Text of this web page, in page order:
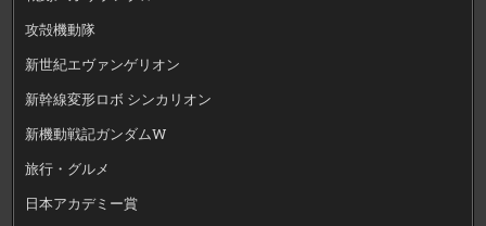
攻殻機動隊
新世紀エヴァンゲリオン
新幹線変形ロボ シンカリオン
新機動戦記ガンダムW
旅行・グルメ
日本アカデミー賞